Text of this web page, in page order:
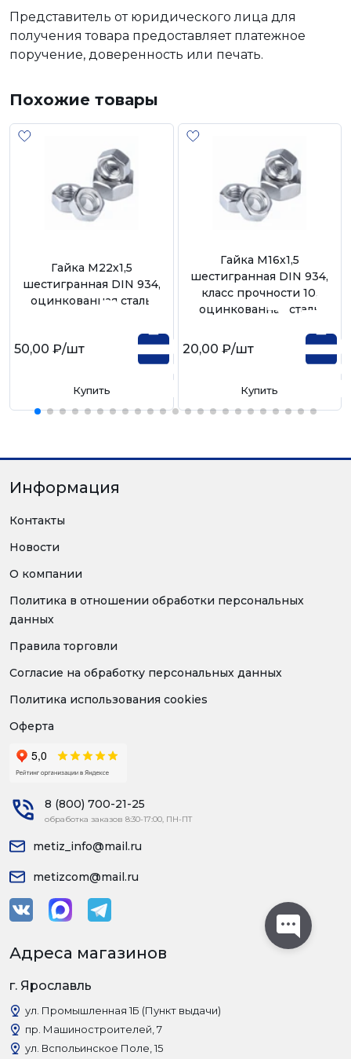
Представитель от юридического лица для
получения товара предоставляет платежное
поручение, доверенность или печать.
Похожие товары
Гайка М22х1,5
шестигранная DIN 934,
оцинкованная сталь
50,00 ₽/шт
Купить
Гайка М16х1,5
шестигранная DIN 934,
класс прочности 10,
оцинкованная сталь
20,00 ₽/шт
Купить
Информация
Контакты
Новости
О компании
Политика в отношении обработки персональных
данных
Правила торговли
Согласие на обработку персональных данных
Политика использования cookies
Оферта
8 (800) 700-21-25
обработка заказов 8:30-17:00, ПН-ПТ
metiz_info@mail.ru
metizcom@mail.ru
Адреса магазинов
г. Ярославль
ул. Промышленная 1Б (Пункт выдачи)
пр. Машиностроителей, 7
ул. Вспольинское Поле, 15